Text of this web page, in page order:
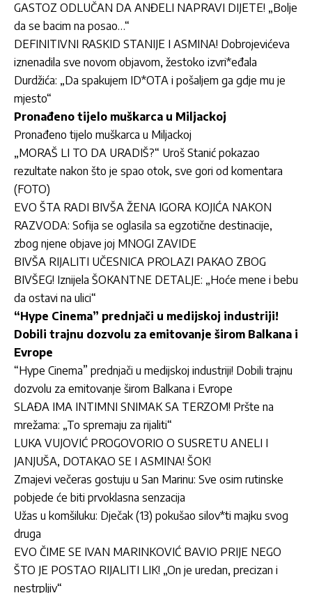
GASTOZ ODLUČAN DA ANĐELI NAPRAVI DIJETE! „Bolje
da se bacim na posao…“
DEFINITIVNI RASKID STANIJE I ASMINA! Dobrojevićeva
iznenadila sve novom objavom, žestoko izvri*eđala
Durdžića: „Da spakujem ID*OTA i pošaljem ga gdje mu je
mjesto“
Pronađeno tijelo muškarca u Miljackoj
Pronađeno tijelo muškarca u Miljackoj
„MORAŠ LI TO DA URADIŠ?“ Uroš Stanić pokazao
rezultate nakon što je spao otok, sve gori od komentara
(FOTO)
EVO ŠTA RADI BIVŠA ŽENA IGORA KOJIĆA NAKON
RAZVODA: Sofija se oglasila sa egzotične destinacije,
zbog njene objave joj MNOGI ZAVIDE
BIVŠA RIJALITI UČESNICA PROLAZI PAKAO ZBOG
BIVŠEG! Iznijela ŠOKANTNE DETALJE: „Hoće mene i bebu
da ostavi na ulici“
“Hype Cinema” prednjači u medijskoj industriji!
Dobili trajnu dozvolu za emitovanje širom Balkana i
Evrope
“Hype Cinema” prednjači u medijskoj industriji! Dobili trajnu
dozvolu za emitovanje širom Balkana i Evrope
SLAĐA IMA INTIMNI SNIMAK SA TERZOM! Pršte na
mrežama: „To spremaju za rijaliti“
LUKA VUJOVIĆ PROGOVORIO O SUSRETU ANELI I
JANJUŠA, DOTAKAO SE I ASMINA! ŠOK!
Zmajevi večeras gostuju u San Marinu: Sve osim rutinske
pobjede će biti prvoklasna senzacija
Užas u komšiluku: Dječak (13) pokušao silov*ti majku svog
druga
EVO ČIME SE IVAN MARINKOVIĆ BAVIO PRIJE NEGO
ŠTO JE POSTAO RIJALITI LIK! „On je uredan, precizan i
nestrpljiv“